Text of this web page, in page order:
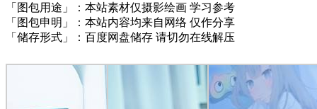
「图包用途」：本站素材仅摄影绘画 学习参考
「图包申明」：本站内容均来自网络 仅作分享
「储存形式」：百度网盘储存 请切勿在线解压